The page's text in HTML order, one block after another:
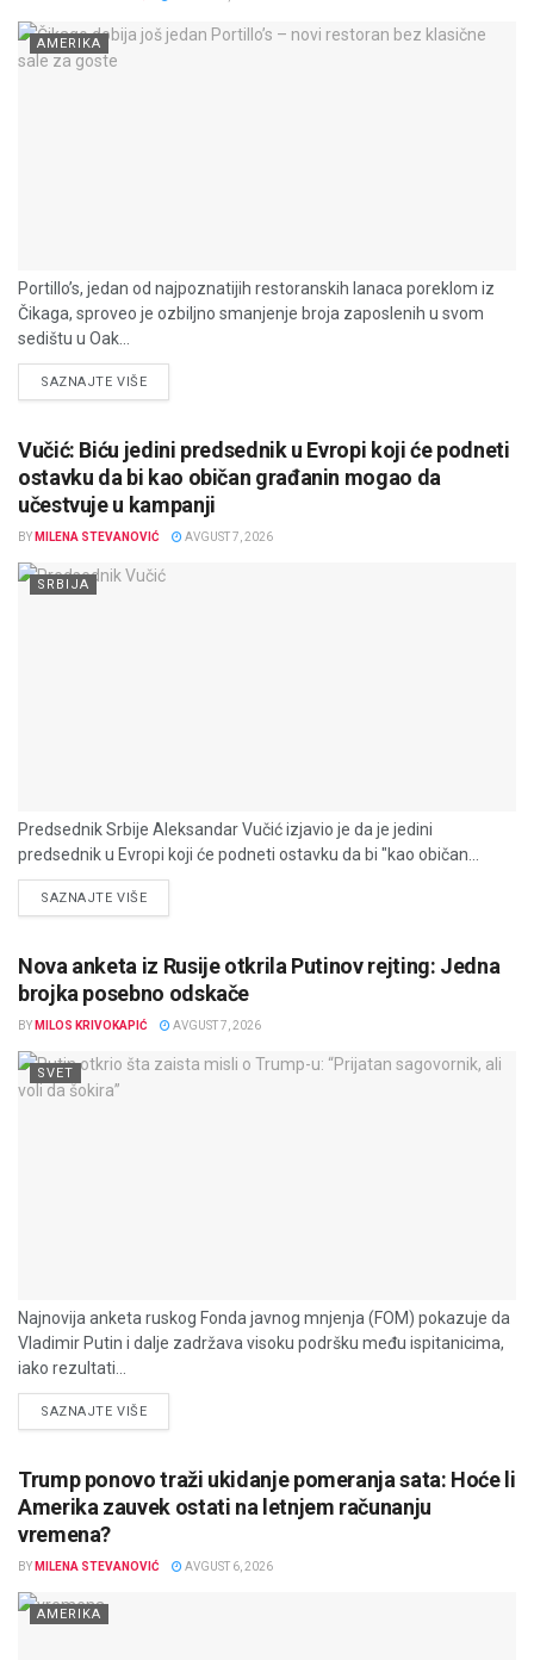
AMERIKA
Portillo’s, jedan od najpoznatijih restoranskih lanaca poreklom iz
Čikaga, sproveo je ozbiljno smanjenje broja zaposlenih u svom
sedištu u Oak...
SAZNAJTE VIŠEDETAILS
Vučić: Biću jedini predsednik u Evropi koji će podneti
ostavku da bi kao običan građanin mogao da
učestvuje u kampanji
BY MILENA STEVANOVIĆ AVGUST 7, 2026
SRBIJA
Predsednik Srbije Aleksandar Vučić izjavio je da je jedini
predsednik u Evropi koji će podneti ostavku da bi "kao običan...
SAZNAJTE VIŠEDETAILS
Nova anketa iz Rusije otkrila Putinov rejting: Jedna
brojka posebno odskače
BY MILOS KRIVOKAPIĆ AVGUST 7, 2026
SVET
Najnovija anketa ruskog Fonda javnog mnjenja (FOM) pokazuje da
Vladimir Putin i dalje zadržava visoku podršku među ispitanicima,
iako rezultati...
SAZNAJTE VIŠEDETAILS
Trump ponovo traži ukidanje pomeranja sata: Hoće li
Amerika zauvek ostati na letnjem računanju
vremena?
BY MILENA STEVANOVIĆ AVGUST 6, 2026
AMERIKA